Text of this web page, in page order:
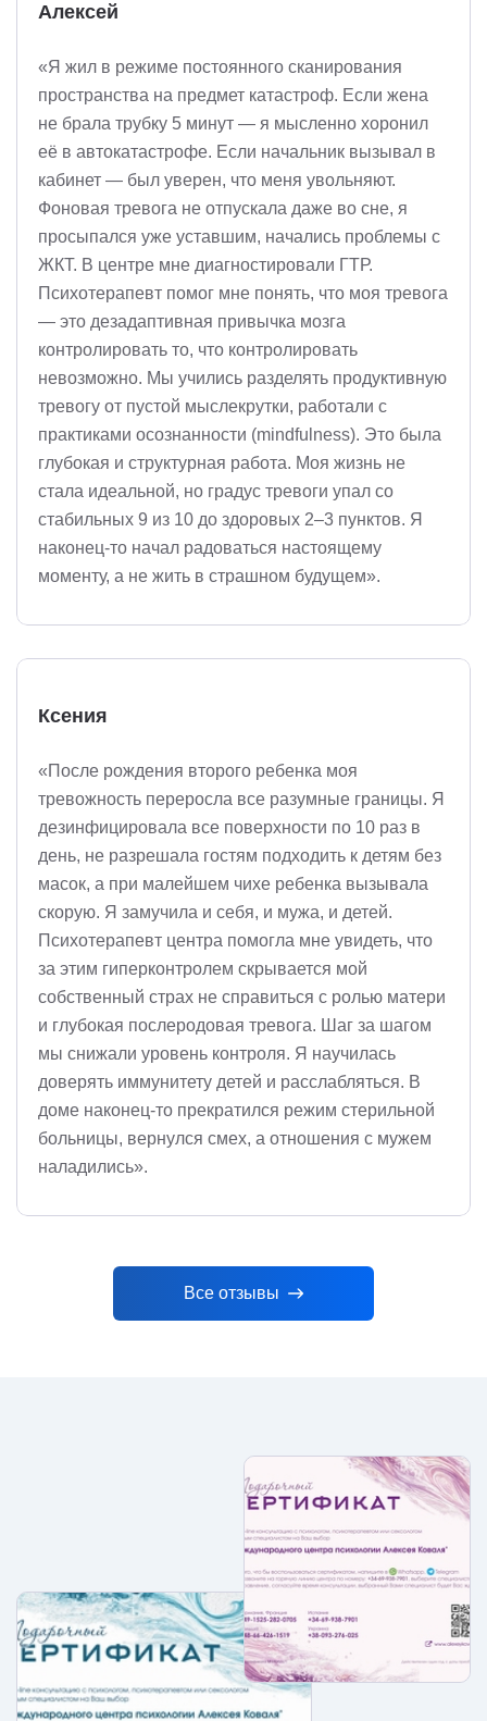
Алексей
«Я жил в режиме постоянного сканирования
пространства на предмет катастроф. Если жена
не брала трубку 5 минут — я мысленно хоронил
её в автокатастрофе. Если начальник вызывал в
кабинет — был уверен, что меня увольняют.
Фоновая тревога не отпускала даже во сне, я
просыпался уже уставшим, начались проблемы с
ЖКТ. В центре мне диагностировали ГТР.
Психотерапевт помог мне понять, что моя тревога
— это дезадаптивная привычка мозга
контролировать то, что контролировать
невозможно. Мы учились разделять продуктивную
тревогу от пустой мыслекрутки, работали с
практиками осознанности (mindfulness). Это была
глубокая и структурная работа. Моя жизнь не
стала идеальной, но градус тревоги упал со
стабильных 9 из 10 до здоровых 2–3 пунктов. Я
наконец-то начал радоваться настоящему
моменту, а не жить в страшном будущем».
Ксения
«После рождения второго ребенка моя
тревожность переросла все разумные границы. Я
дезинфицировала все поверхности по 10 раз в
день, не разрешала гостям подходить к детям без
масок, а при малейшем чихе ребенка вызывала
скорую. Я замучила и себя, и мужа, и детей.
Психотерапевт центра помогла мне увидеть, что
за этим гиперконтролем скрывается мой
собственный страх не справиться с ролью матери
и глубокая послеродовая тревога. Шаг за шагом
мы снижали уровень контроля. Я научилась
доверять иммунитету детей и расслабляться. В
доме наконец-то прекратился режим стерильной
больницы, вернулся смех, а отношения с мужем
наладились».
Все отзывы